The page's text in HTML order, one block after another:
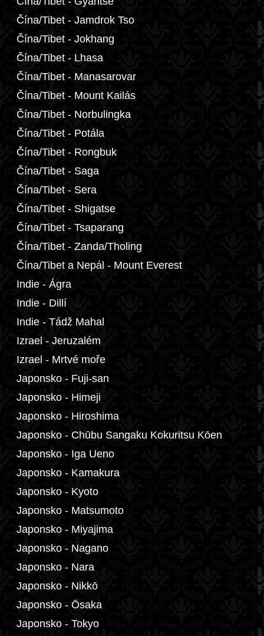
Čína/Tibet - Jamdrok Tso
Čína/Tibet - Jokhang
Čína/Tibet - Lhasa
Čína/Tibet - Manasarovar
Čína/Tibet - Mount Kailás
Čína/Tibet - Norbulingka
Čína/Tibet - Potála
Čína/Tibet - Rongbuk
Čína/Tibet - Saga
Čína/Tibet - Sera
Čína/Tibet - Shigatse
Čína/Tibet - Tsaparang
Čína/Tibet - Zanda/Tholing
Čína/Tibet a Nepál - Mount Everest
Indie - Ágra
Indie - Dillí
Indie - Tádž Mahal
Izrael - Jeruzalém
Izrael - Mrtvé moře
Japonsko - Fuji-san
Japonsko - Himeji
Japonsko - Hiroshima
Japonsko - Chūbu Sangaku Kokuritsu Kōen
Japonsko - Iga Ueno
Japonsko - Kamakura
Japonsko - Kyoto
Japonsko - Matsumoto
Japonsko - Miyajima
Japonsko - Nagano
Japonsko - Nara
Japonsko - Nikkō
Japonsko - Ōsaka
Japonsko - Tokyo